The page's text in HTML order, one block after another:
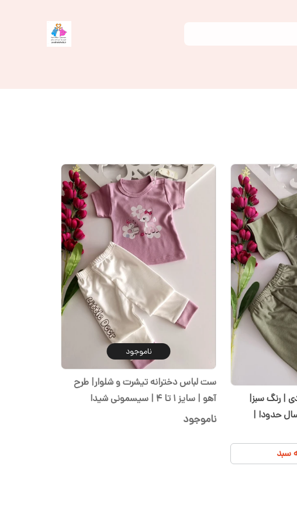
| رنگ سبز|
۱ تا ۴ مناسب تا ۲ سال حدودا |
سبد
ناموجود
ست لباس دخترانه تیشرت و شلوار| طرح
آهو | سایز ۱ تا ۴ | سیسمونی شیدا
ناموجود